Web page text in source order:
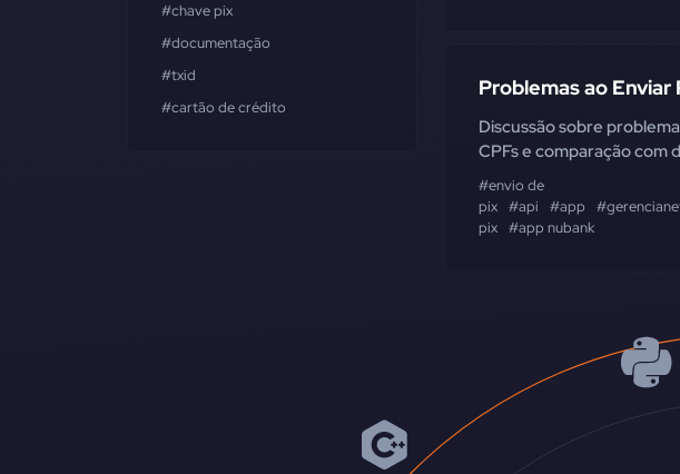
#chave pix
#documentação
#txid
#cartão de crédito
Problemas ao Enviar
Discussão sobre
CPFs e comparação com
#envio de
pix #api #app
pix #app nubank